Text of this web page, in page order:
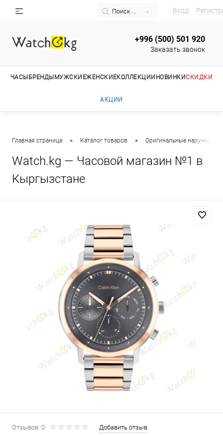
Вход
+996 (500) 501 920
Заказать звонок
ЧАСЫ БРЕНДЫ МУЖСКИЕЖЕНСКИЕКОЛЛЕКЦИИ НОВИНКИСКИДКИ
АКЦИИ
Главная страница • Каталог товаров • Оригинальные наручные
Watch.kg — Часовой магазин №1 в
Кыргызстане
Отзывов: 0 Добавить отзыв